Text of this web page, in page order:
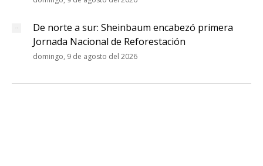
De norte a sur: Sheinbaum encabezó primera
Jornada Nacional de Reforestación
domingo, 9 de agosto del 2026